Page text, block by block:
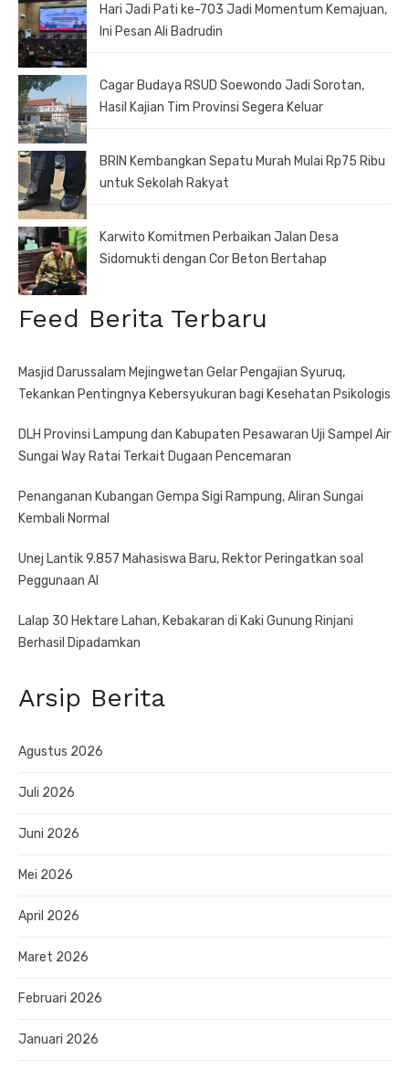
Hari Jadi Pati ke-703 Jadi Momentum Kemajuan,
Ini Pesan Ali Badrudin
Cagar Budaya RSUD Soewondo Jadi Sorotan,
Hasil Kajian Tim Provinsi Segera Keluar
BRIN Kembangkan Sepatu Murah Mulai Rp75 Ribu
untuk Sekolah Rakyat
Karwito Komitmen Perbaikan Jalan Desa
Sidomukti dengan Cor Beton Bertahap
Feed Berita Terbaru
Masjid Darussalam Mejingwetan Gelar Pengajian Syuruq,
Tekankan Pentingnya Kebersyukuran bagi Kesehatan Psikologis
DLH Provinsi Lampung dan Kabupaten Pesawaran Uji Sampel Air
Sungai Way Ratai Terkait Dugaan Pencemaran
Penanganan Kubangan Gempa Sigi Rampung, Aliran Sungai
Kembali Normal
Unej Lantik 9.857 Mahasiswa Baru, Rektor Peringatkan soal
Peggunaan AI
Lalap 30 Hektare Lahan, Kebakaran di Kaki Gunung Rinjani
Berhasil Dipadamkan
Arsip Berita
Agustus 2026
Juli 2026
Juni 2026
Mei 2026
April 2026
Maret 2026
Februari 2026
Januari 2026